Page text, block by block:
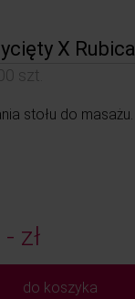
X Rubica
szt.
stołu do masażu.
zł
do koszyka